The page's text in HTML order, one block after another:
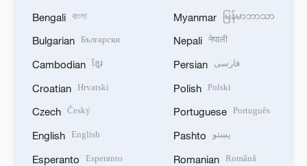
Bengali বাংলা
Bulgarian Български
Cambodian ខ្មែរ
Croatian Hrvatski
Czech Český
English English
Esperanto Esperanto
Myanmar မြန်မာဘာသာ
Nepali नेपाली
Persian فارسی
Polish Polski
Portuguese Português
Pashto پښتو
Romanian Română